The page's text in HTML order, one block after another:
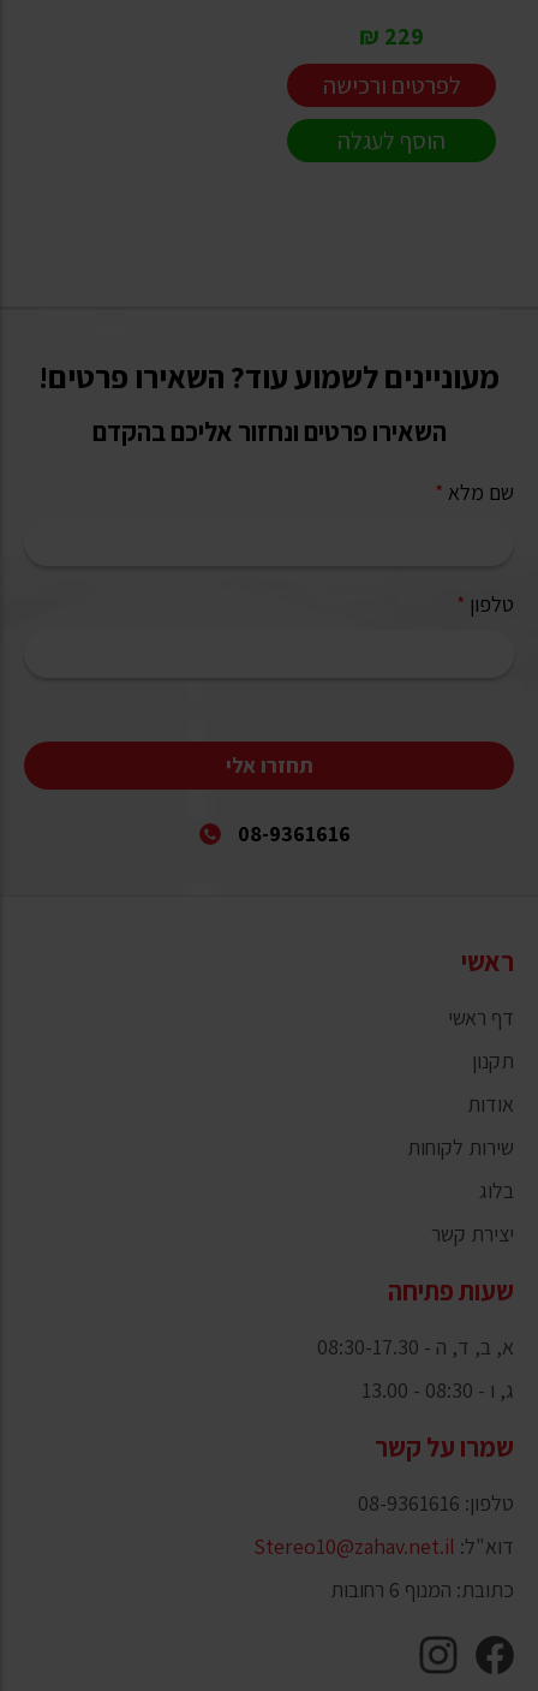
229 ₪
לפרטים ורכישה
הוסף לעגלה
מעוניינים לשמוע עוד? השאירו פרטים!
השאירו פרטים ונחזור אליכם בהקדם
שם מלא *
טלפון *
תחזרו אלי
08-9361616
ראשי
דף ראשי
תקנון
אודות
שירות לקוחות
בלוג
יצירת קשר
שעות פתיחה
א, ב, ד, ה - 08:30-17.30
ג, ו - 08:30 - 13.00
שמרו על קשר
טלפון: 08-9361616
דוא"ל: Stereo10@zahav.net.il
כתובת: המנוף 6 רחובות